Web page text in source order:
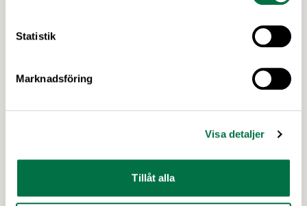
Statistik
Marknadsföring
Visa detaljer
Tillåt alla